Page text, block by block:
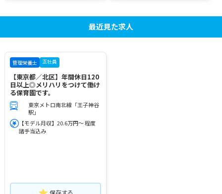
最近見た求人
管理栄養士 正社員
【東京都／北区】年間休日120
日以上◎メリハリをつけて働け
る保育園です。
東京メトロ南北線「王子神谷
駅」
【モデル月収】20.6万円～ 程度
諸手当込み
保存する